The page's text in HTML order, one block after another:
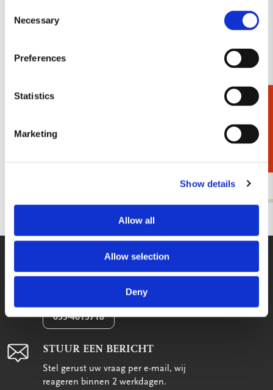
Selection
Necessary
Preferences
Statistics
Marketing
Show details
Allow all
Allow selection
Deny
WE HELPEN U GRAAG!
Wij staan voor u klaar van maandag
t/m vrijdag tussen 09:00 en 17:00
033-4613718
STUUR EEN BERICHT
Stel gerust uw vraag per e-mail, wij
reageren binnen 2 werkdagen.
Cadeaukiezer